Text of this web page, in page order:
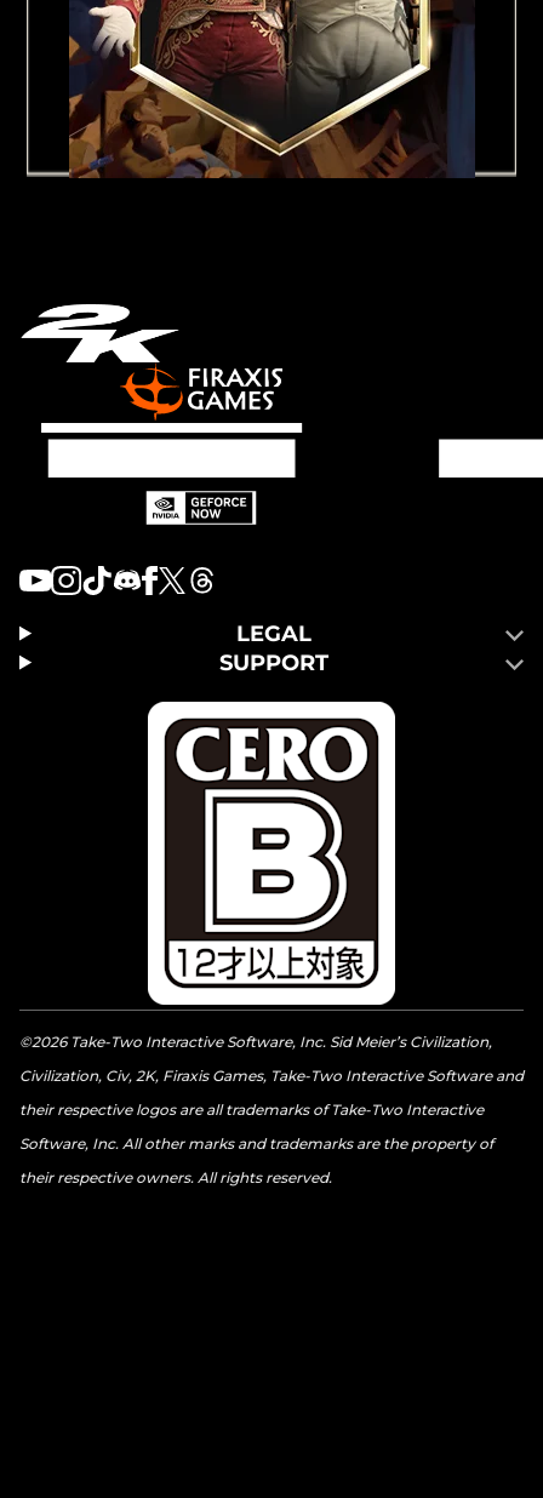
LEGAL
SUPPORT
©2026 Take-Two Interactive Software, Inc. Sid Meier’s Civilization,
Civilization, Civ, 2K, Firaxis Games, Take-Two Interactive Software and
their respective logos are all trademarks of Take-Two Interactive
Software, Inc. All other marks and trademarks are the property of
their respective owners. All rights reserved.